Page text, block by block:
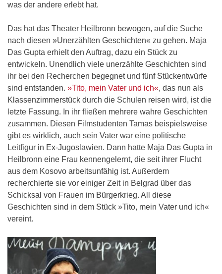
was der andere erlebt hat.
Das hat das Theater Heilbronn bewogen, auf die Suche
nach diesen »Unerzählten Geschichten« zu gehen. Maja
Das Gupta erhielt den Auftrag, dazu ein Stück zu
entwickeln. Unendlich viele unerzählte Geschichten sind
ihr bei den Recherchen begegnet und fünf Stückentwürfe
sind entstanden. »Tito, mein Vater und ich«, das nun als
Klassenzimmerstück durch die Schulen reisen wird, ist die
letzte Fassung. In ihr fließen mehrere wahre Geschichten
zusammen. Diesen Filmstudenten Tamas beispielsweise
gibt es wirklich, auch sein Vater war eine politische
Leitfigur in Ex-Jugoslawien. Dann hatte Maja Das Gupta in
Heilbronn eine Frau kennengelernt, die seit ihrer Flucht
aus dem Kosovo arbeitsunfähig ist. Außerdem
recherchierte sie vor einiger Zeit in Belgrad über das
Schicksal von Frauen im Bürgerkrieg. All diese
Geschichten sind in dem Stück »Tito, mein Vater und ich«
vereint.